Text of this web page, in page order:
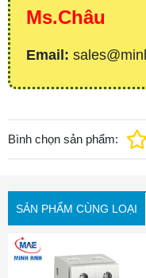
Ms.Châu
Email:
Bình chọn sản phẩm:
SẢN PHẨM CÙNG LOẠI